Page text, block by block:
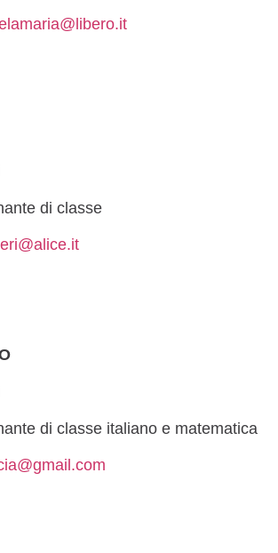
di classe
di classe italiano e matematica